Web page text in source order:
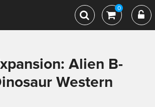
0
Alien B-
Western